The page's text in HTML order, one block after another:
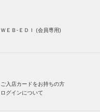
ＷＥＢ-ＥＤＩ (会員専用)
ご入店カードをお持ちの方
ログインについて